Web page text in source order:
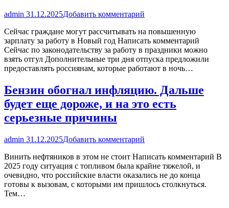
admin 31.12.2025Добавить комментарий
Сейчас граждане могут рассчитывать на повышенную
зарплату за работу в Новый год Написать комментарий
Сейчас по законодательству за работу в праздники можно
взять отгул Дополнительные три дня отпуска предложили
предоставлять россиянам, которые работают в ночь…
Бензин обогнал инфляцию. Дальше
будет еще дороже, и на это есть
серьезные причины
admin 31.12.2025Добавить комментарий
Винить нефтяников в этом не стоит Написать комментарий В
2025 году ситуация с топливом была крайне тяжелой, и
очевидно, что российские власти оказались не до конца
готовы к вызовам, с которыми им пришлось столкнуться.
Тем…